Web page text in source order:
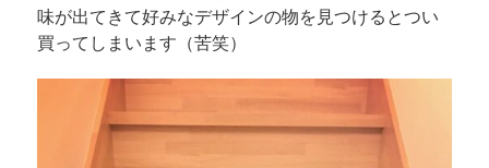
味が出てきて好みなデザインの物を見つけるとつい
買ってしまいます（苦笑）